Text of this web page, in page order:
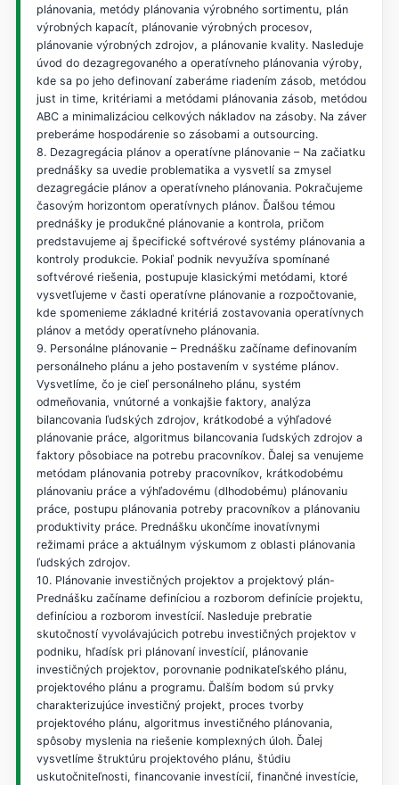
plánovania, metódy plánovania výrobného sortimentu, plán
výrobných kapacít, plánovanie výrobných procesov,
plánovanie výrobných zdrojov, a plánovanie kvality. Nasleduje
úvod do dezagregovaného a operatívneho plánovania výroby,
kde sa po jeho definovaní zaberáme riadením zásob, metódou
just in time, kritériami a metódami plánovania zásob, metódou
ABC a minimalizáciou celkových nákladov na zásoby. Na záver
preberáme hospodárenie so zásobami a outsourcing.
8. Dezagregácia plánov a operatívne plánovanie – Na začiatku
prednášky sa uvedie problematika a vysvetlí sa zmysel
dezagregácie plánov a operatívneho plánovania. Pokračujeme
časovým horizontom operatívnych plánov. Ďalšou témou
prednášky je produkčné plánovanie a kontrola, pričom
predstavujeme aj špecifické softvérové systémy plánovania a
kontroly produkcie. Pokiaľ podnik nevyužíva spomínané
softvérové riešenia, postupuje klasickými metódami, ktoré
vysvetľujeme v časti operatívne plánovanie a rozpočtovanie,
kde spomenieme základné kritériá zostavovania operatívnych
plánov a metódy operatívneho plánovania.
9. Personálne plánovanie – Prednášku začíname definovaním
personálneho plánu a jeho postavením v systéme plánov.
Vysvetlíme, čo je cieľ personálneho plánu, systém
odmeňovania, vnútorné a vonkajšie faktory, analýza
bilancovania ľudských zdrojov, krátkodobé a výhľadové
plánovanie práce, algoritmus bilancovania ľudských zdrojov a
faktory pôsobiace na potrebu pracovníkov. Ďalej sa venujeme
metódam plánovania potreby pracovníkov, krátkodobému
plánovaniu práce a výhľadovému (dlhodobému) plánovaniu
práce, postupu plánovania potreby pracovníkov a plánovaniu
produktivity práce. Prednášku ukončíme inovatívnymi
režimami práce a aktuálnym výskumom z oblasti plánovania
ľudských zdrojov.
10. Plánovanie investičných projektov a projektový plán-
Prednášku začíname definíciou a rozborom definície projektu,
definíciou a rozborom investícií. Nasleduje prebratie
skutočností vyvolávajúcich potrebu investičných projektov v
podniku, hľadísk pri plánovaní investícií, plánovanie
investičných projektov, porovnanie podnikateľského plánu,
projektového plánu a programu. Ďalším bodom sú prvky
charakterizujúce investičný projekt, proces tvorby
projektového plánu, algoritmus investičného plánovania,
spôsoby myslenia na riešenie komplexných úloh. Ďalej
vysvetlíme štruktúru projektového plánu, štúdiu
uskutočniteľnosti, financovanie investícií, finančné investície,